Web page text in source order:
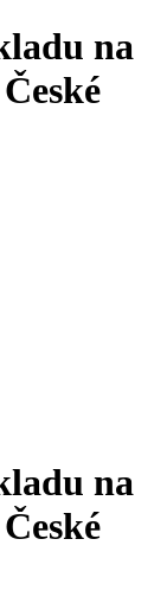
na
na